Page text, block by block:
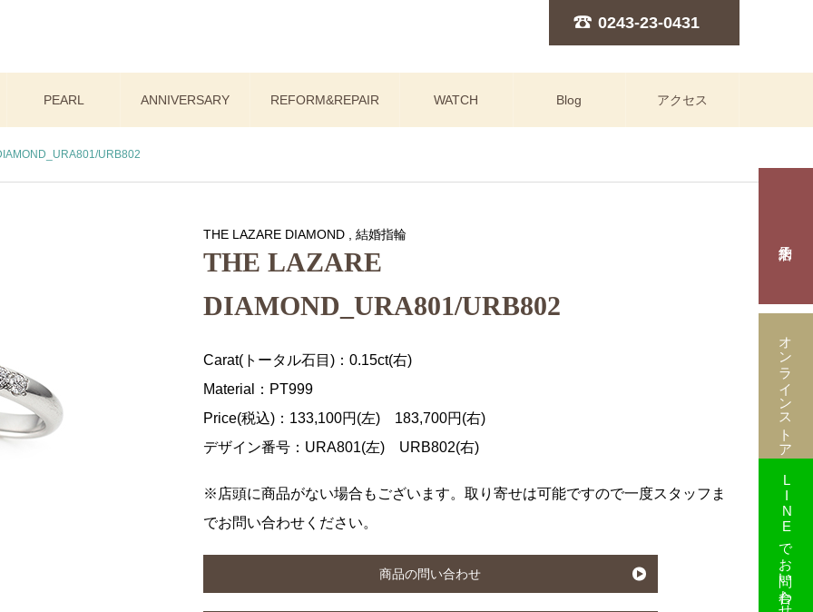
0243-23-0431
PEARL ANNIVERSARY REFORM&REPAIR WATCH Blog アクセス
URB802
THE LAZARE DIAMOND 結婚指輪
THE LAZARE
DIAMOND_URA801/URB802
Carat(トータル石目)：0.15ct(右)
Material：PT999
Price(税込)：133,100円(左) 183,700円(右)
デザイン番号：URA801(左) URB802(右)
※店頭に商品がない場合もございます。取り寄せは可能ですので一度スタッフま
でお問い合わせください。
商品の問い合わせ
オンラインストア
LINEでお問い合わせ